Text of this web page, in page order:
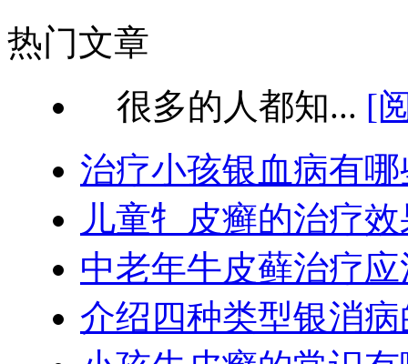
热门文章
很多的人都知... [
治疗小孩银血病有
儿童牜皮癣的治疗
中老年牛皮藓治疗
介绍四种类型银消